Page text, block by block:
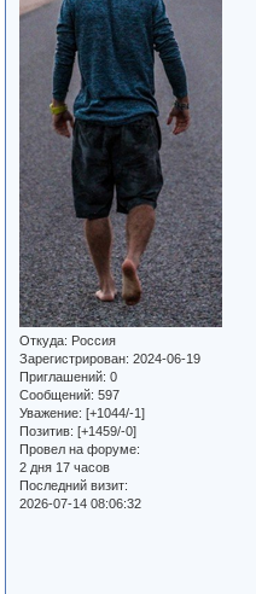
Откуда: Россия
Зарегистрирован: 2024-06-19
Приглашений: 0
Сообщений: 597
Уважение: [+1044/-1]
Позитив: [+1459/-0]
Провел на форуме:
2 дня 17 часов
Последний визит:
2026-07-14 08:06:32